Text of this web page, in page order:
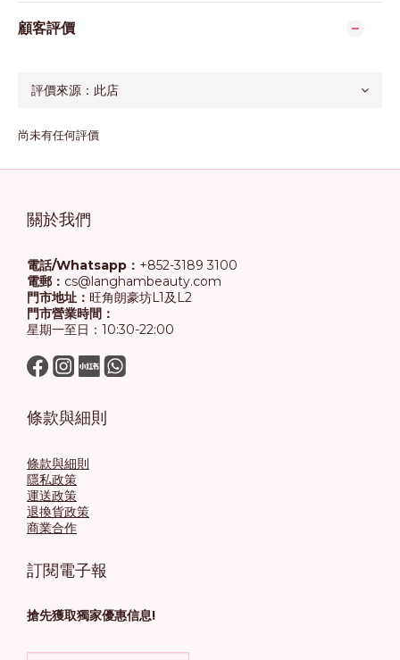
顧客評價
尚未有任何評價
關於我們
電話/Whatsapp： +852-3189 3100
電郵： cs@langhambeauty.com
門市地址： 旺角朗豪坊L1及L2
門市營業時間：
星期一至日：10:30-22:00
條款與細則
條款與細則
隱私政策
運送政策
退換貨政策
商業合作
訂閱電子報
搶先獲取獨家優惠信息!